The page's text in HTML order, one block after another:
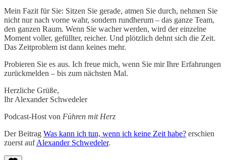
Mein Fazit für Sie: Sitzen Sie gerade, atmen Sie durch, nehmen Sie
nicht nur nach vorne wahr, sondern rundherum – das ganze Team,
den ganzen Raum. Wenn Sie wacher werden, wird der einzelne
Moment voller, gefüllter, reicher. Und plötzlich dehnt sich die Zeit.
Das Zeitproblem ist dann keines mehr.
Probieren Sie es aus. Ich freue mich, wenn Sie mir Ihre Erfahrungen
zurückmelden – bis zum nächsten Mal.
Herzliche Grüße,
Ihr Alexander Schwedeler
Podcast-Host von Führen mit Herz
Der Beitrag Was kann ich tun, wenn ich keine Zeit habe? erschien
zuerst aufAlexander Schwedeler.